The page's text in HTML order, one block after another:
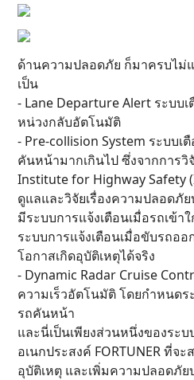
ด้านความปลอดภัย ก็มาครบไม่
เป็น
- Lane Departure Alert ระบบ
หน่วงกลับอัตโนมัติ
- Pre-collision System ระบบเ
คันหน้ามากเกินไป ซึ่งจากการ
Institute for Highway Safety
ดูแลและวิจัยเรื่องความปลอดภั
มีระบบการแจ้งเตือนเมื่อรถเข้
ระบบการแจ้งเตือนเมื่อขับรถอ
โอกาสเกิดอุบัติเหตุได้จริง
- Dynamic Radar Cruise
ความเร็วอัตโนมัติ โดยกำหนดร
รถคันหน้า
และนี่เป็นเพียงส่วนหนึ่งของระ
อเนกประสงค์ FORTUNER ที่จ
อุบัติเหตุ และเพิ่มความปลอดภั